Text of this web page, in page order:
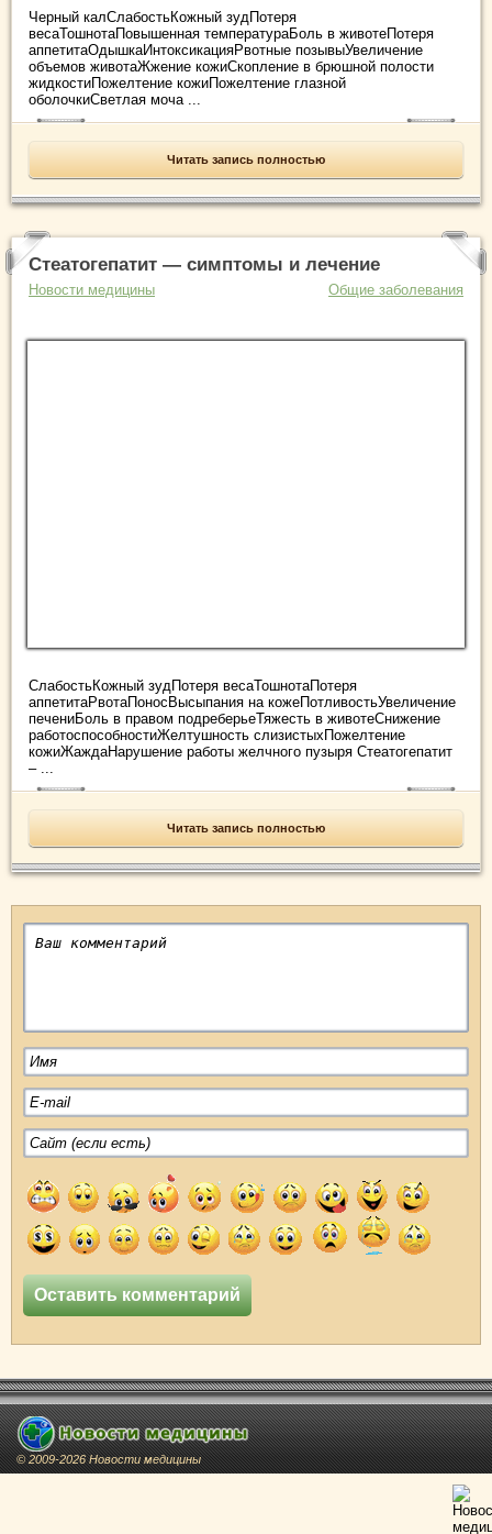
Черный калСлабостьКожный зудПотеря
весаТошнотаПовышенная температураБоль в животеПотеря
аппетитаОдышкаИнтоксикацияРвотные позывыУвеличение
объемов животаЖжение кожиСкопление в брюшной полости
жидкостиПожелтение кожиПожелтение глазной
оболочкиСветлая моча ...
Читать запись полностью
Стеатогепатит — симптомы и лечение
Новости медицины Общие заболевания
СлабостьКожный зудПотеря весаТошнотаПотеря
аппетитаРвотаПоносВысыпания на кожеПотливостьУвеличение
печениБоль в правом подреберьеТяжесть в животеСнижение
работоспособностиЖелтушность слизистыхПожелтение
кожиЖаждаНарушение работы желчного пузыря Стеатогепатит
– ...
Читать запись полностью
© 2009-2026 Новости медицины